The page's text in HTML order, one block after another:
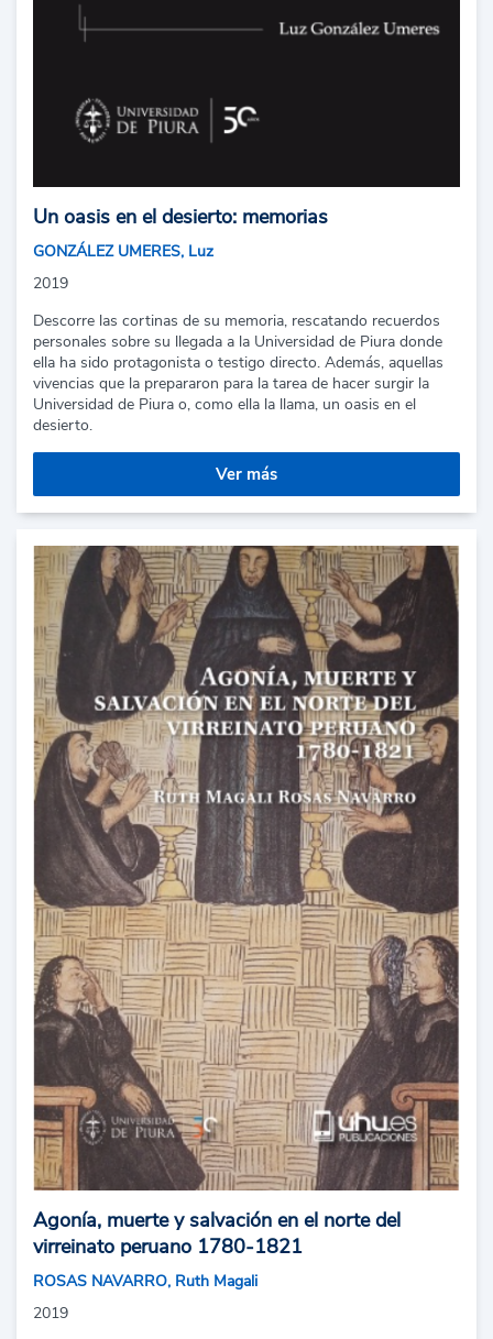
Un oasis en el desierto: memorias
GONZÁLEZ UMERES, Luz
2019
Descorre las cortinas de su memoria, rescatando recuerdos
personales sobre su llegada a la Universidad de Piura donde
ella ha sido protagonista o testigo directo. Además, aquellas
vivencias que la prepararon para la tarea de hacer surgir la
Universidad de Piura o, como ella la llama, un oasis en el
desierto.
Ver más
Agonía, muerte y salvación en el norte del
virreinato peruano 1780-1821
ROSAS NAVARRO, Ruth Magali
2019